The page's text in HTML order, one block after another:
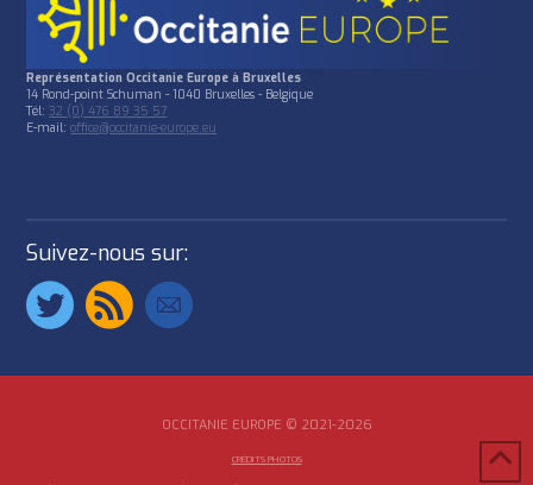
Représentation Occitanie Europe à Bruxelles
14 Rond-point Schuman - 1040 Bruxelles - Belgique
Tél: 32 (0) 476 89 35 57
E-mail:office@occitanie-europe.eu
Suivez-nous sur:
OCCITANIE EUROPE © 2021-2026
CRÉDITS PHOTOS